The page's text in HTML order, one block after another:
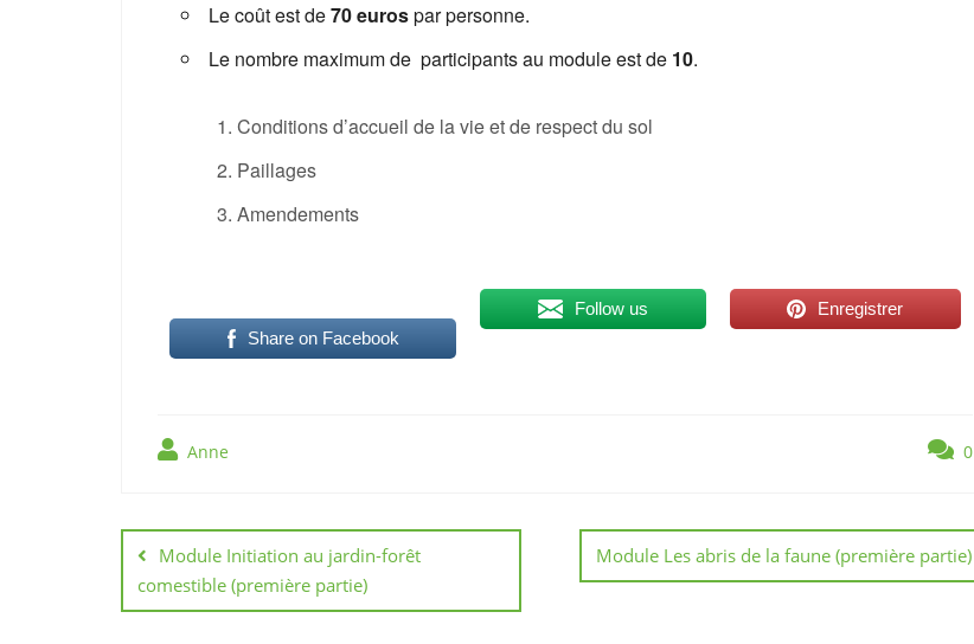
Le coût est de70 eurospar personne.
Le nombre maximum de participants au module est de 10.
Conditions d’accueil de la vie et de respect du sol
Paillages
Amendements
Share on Facebook
Follow us Enregistrer
Anne 0
Navigation
de
l’article
Module Initiation au jardin-forêt
comestible (première partie)
Module Les abris de la faune (première partie)